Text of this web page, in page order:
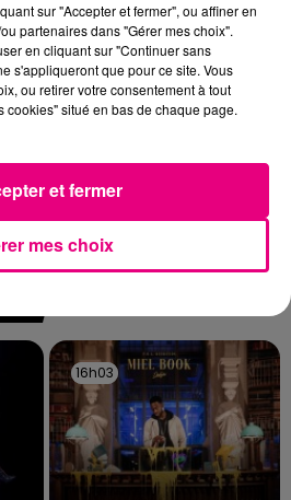
s'est déclaré ce
AU NORD DE
placé en alerte rouge
16h03
16h03
sur "Accepter et fermer", ou affiner en
partenaires dans "Gérer mes choix".
en cliquant sur "Continuer sans
s'appliqueront que pour ce site. Vous
ou retirer votre consentement à tout
cookies" situé en bas de chaque page.
mes choix
et fermer